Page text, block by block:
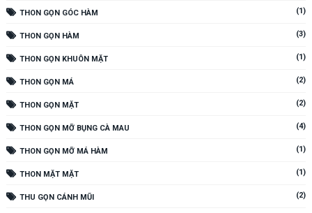
THON GỌN GÓC HÀM (1)
THON GỌN HÀM (3)
THON GỌN KHUÔN MẶT (1)
THON GỌN MÁ (2)
THON GỌN MẶT (2)
THON GỌN MỠ BỤNG CÀ MAU (4)
THON GỌN MỠ MÁ HÀM (1)
THON MẶT MẶT (1)
THU GỌN CÁNH MŨI (2)